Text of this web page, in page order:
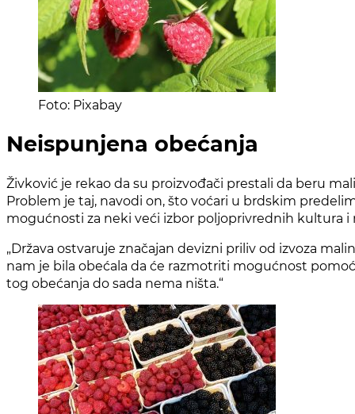
Foto: Pixabay
Neispunjena obećanja
Živković je rekao da su proizvođači prestali da beru
Problem je taj, navodi on, što voćari u brdskim
mogućnosti za neki veći izbor poljoprivrednih kultura i
„Država ostvaruje značajan devizni priliv od izvoza
nam je bila obećala da će razmotriti mogućnost
tog obećanja do sada nema ništa.“